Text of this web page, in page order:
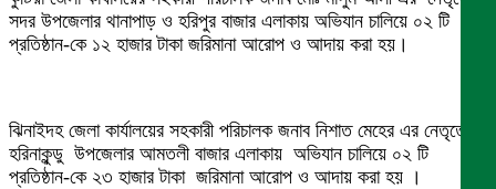
সদর উপজেলার থানাপাড় ও হরিপুর বাজার এলাকায় অভিযান চালিয়ে ০২ টি
প্রতিষ্ঠান-কে ১২ হাজার টাকা জরিমানা আরোপ ও আদায় করা হয়।
ঝিনাইদহ জেলা কার্যালয়ের সহকারী পরিচালক জনাব নিশাত মেহের এর নেতৃত্বে
হরিনাকুন্ডু উপজেলার আমতলী বাজার এলাকায় অভিযান চালিয়ে ০২ টি
প্রতিষ্ঠান-কে ২৩ হাজার টাকা জরিমানা আরোপ ও আদায় করা হয় ।